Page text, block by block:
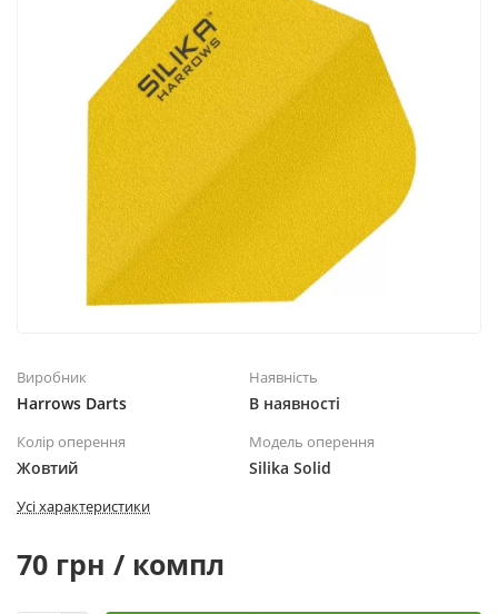
Виробник
Harrows Darts
Наявність
В наявності
Колір оперення
Жовтий
Модель оперення
Silika Solid
Усі характеристики
70 грн / компл